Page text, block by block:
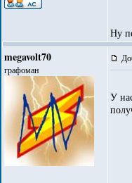
Ну
megavolt70
графоман
У